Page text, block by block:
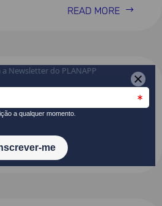
READ MORE
de Reformas
para Bruxelas
READ MORE